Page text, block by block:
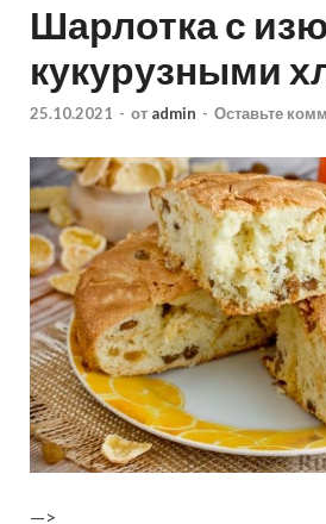
Шарлотка с
кукурузными
25.10.2021 - от admin - Оставьте
—>